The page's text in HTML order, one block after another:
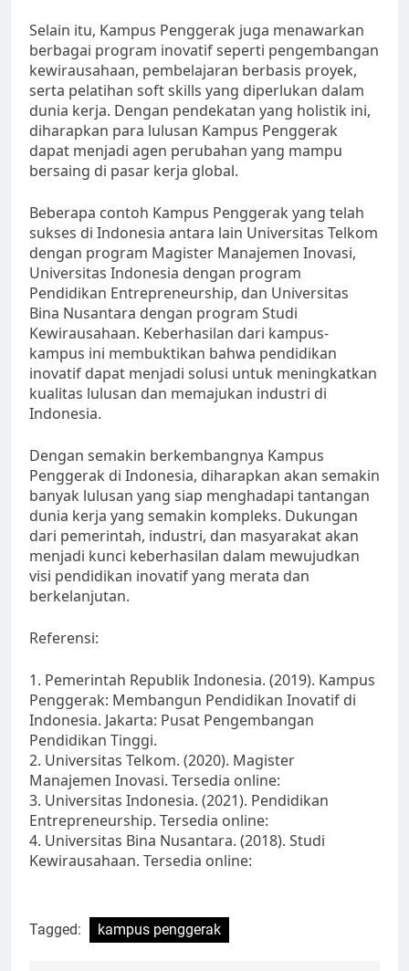
Selain itu, Kampus Penggerak juga menawarkan
berbagai program inovatif seperti pengembangan
kewirausahaan, pembelajaran berbasis proyek,
serta pelatihan soft skills yang diperlukan dalam
dunia kerja. Dengan pendekatan yang holistik ini,
diharapkan para lulusan Kampus Penggerak
dapat menjadi agen perubahan yang mampu
bersaing di pasar kerja global.
Beberapa contoh Kampus Penggerak yang telah
sukses di Indonesia antara lain Universitas Telkom
dengan program Magister Manajemen Inovasi,
Universitas Indonesia dengan program
Pendidikan Entrepreneurship, dan Universitas
Bina Nusantara dengan program Studi
Kewirausahaan. Keberhasilan dari kampus-
kampus ini membuktikan bahwa pendidikan
inovatif dapat menjadi solusi untuk meningkatkan
kualitas lulusan dan memajukan industri di
Indonesia.
Dengan semakin berkembangnya Kampus
Penggerak di Indonesia, diharapkan akan semakin
banyak lulusan yang siap menghadapi tantangan
dunia kerja yang semakin kompleks. Dukungan
dari pemerintah, industri, dan masyarakat akan
menjadi kunci keberhasilan dalam mewujudkan
visi pendidikan inovatif yang merata dan
berkelanjutan.
Referensi:
1. Pemerintah Republik Indonesia. (2019). Kampus
Penggerak: Membangun Pendidikan Inovatif di
Indonesia. Jakarta: Pusat Pengembangan
Pendidikan Tinggi.
2. Universitas Telkom. (2020). Magister
Manajemen Inovasi. Tersedia online:
3. Universitas Indonesia. (2021). Pendidikan
Entrepreneurship. Tersedia online:
4. Universitas Bina Nusantara. (2018). Studi
Kewirausahaan. Tersedia online:
Tagged: kampus penggerak